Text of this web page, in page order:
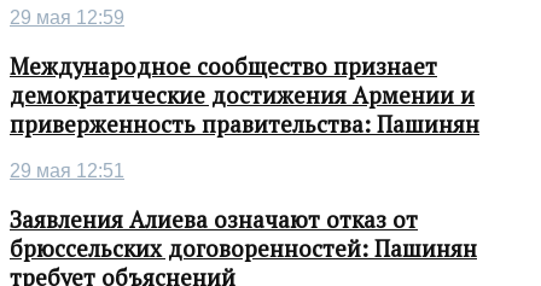
29 мая 12:59
Международное сообщество признает
демократические достижения Армении и
приверженность правительства: Пашинян
29 мая 12:51
Заявления Алиева означают отказ от
брюссельских договоренностей: Пашинян
требует объяснений